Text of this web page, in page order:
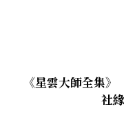
《星雲大師全集
社